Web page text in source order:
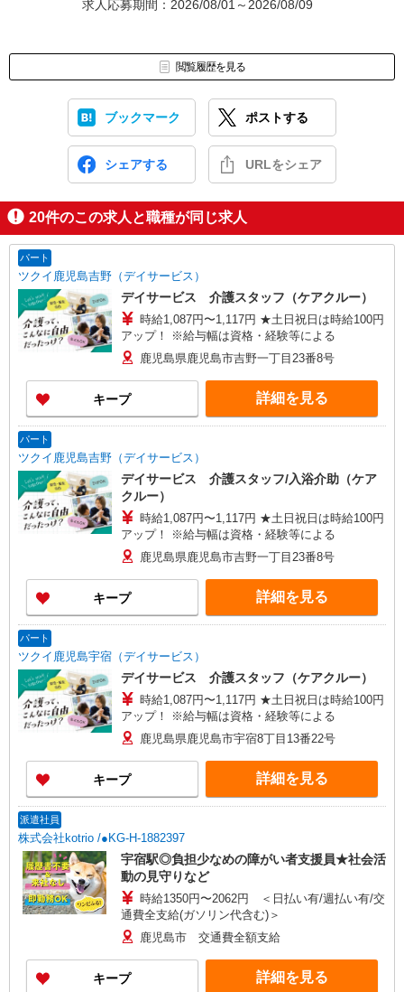
求人応募期間：2026/08/01～2026/08/09
閲覧履歴を見る
ブックマーク ポストする
シェアする URLをシェア
20件のこの求人と職種が同じ求人
パート
ツクイ鹿児島吉野（デイサービス）
デイサービス 介護スタッフ（ケアクルー）
時給1,087円〜1,117円 ★土日祝日は時給100円
アップ！ ※給与幅は資格・経験等による
鹿児島県鹿児島市吉野一丁目23番8号
キープ 詳細を見る
パート
ツクイ鹿児島吉野（デイサービス）
デイサービス 介護スタッフ/入浴介助（ケア
クルー）
時給1,087円〜1,117円 ★土日祝日は時給100円
アップ！ ※給与幅は資格・経験等による
鹿児島県鹿児島市吉野一丁目23番8号
キープ 詳細を見る
パート
ツクイ鹿児島宇宿（デイサービス）
デイサービス 介護スタッフ（ケアクルー）
時給1,087円〜1,117円 ★土日祝日は時給100円
アップ！ ※給与幅は資格・経験等による
鹿児島県鹿児島市宇宿8丁目13番22号
キープ 詳細を見る
派遣社員
株式会社kotrio /●KG-H-1882397
宇宿駅◎負担少なめの障がい者支援員★社会活
動の見守りなど
時給1350円〜2062円 ＜日払い有/週払い有/交
通費全支給(ガソリン代含む)＞
鹿児島市 交通費全額支給
キープ 詳細を見る